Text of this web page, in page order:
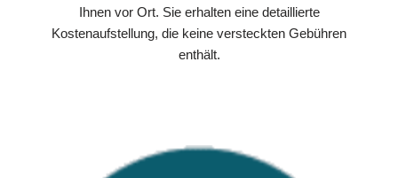
Ihnen vor Ort. Sie erhalten eine detaillierte
Kostenaufstellung, die keine versteckten Gebühren
enthält.